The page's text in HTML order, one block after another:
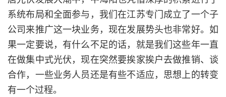
系统布局和全面参与，我们在江苏专门成立了一个子
公司来推广这一块业务，现在发展势头也非常好。如
果一定要说，有什么不足的话，就是我们这些年一直
在做集中式光伏，现在突然要挨家挨户去做推销、谈
合作，一些业务人员还是有些不适应，思想上的转变
有一个过程。